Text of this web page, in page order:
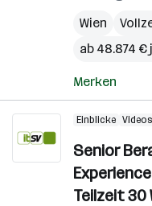
Wien
ab 48.874 €
Merken
Einblicke Videos
Senior
Teilzeit